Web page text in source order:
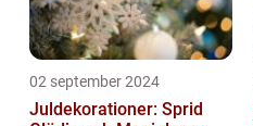
02 september 2024
Juldekorationer: Sprid